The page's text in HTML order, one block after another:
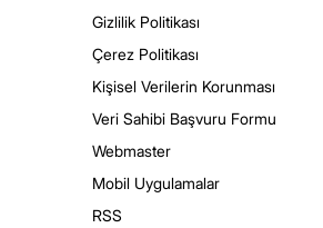
Gizlilik Politikası
Çerez Politikası
Kişisel Verilerin Korunması
Veri Sahibi Başvuru Formu
Webmaster
Mobil Uygulamalar
RSS